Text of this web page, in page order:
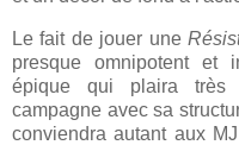
Le fait de jouer une
presque omnipotent et
épique qui plaira très
campagne avec sa
conviendra autant aux